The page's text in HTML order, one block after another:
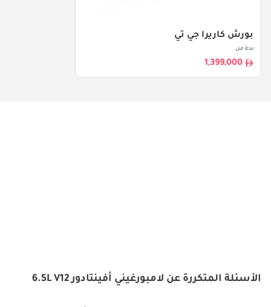
بورش كاريرا جي تي
بدءا من
1,399,000
الأسئلة المتكررة عن لامبورغيني أفينتادور 6.5L V12